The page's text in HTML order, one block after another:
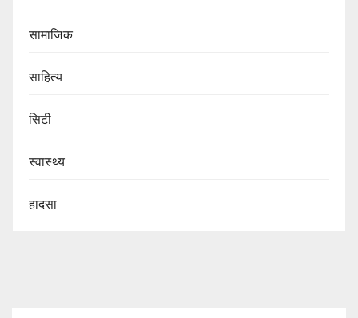
सामाजिक
साहित्य
सिटी
स्वास्थ्य
हादसा